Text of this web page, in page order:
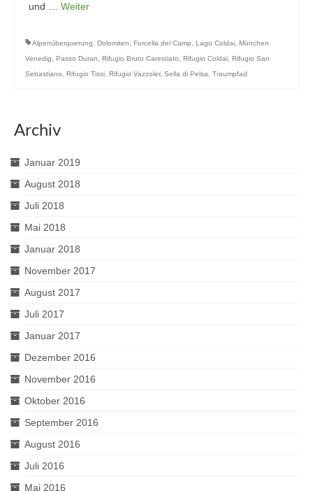
und … Weiter
Alpenüberquerung, Dolomiten, Forcella del Camp, Lago Coldai, München
Venedig, Passo Duran, Rifugio Bruto Carestiato, Rifugio Coldai, Rifugio San
Sebastiano, Rifugio Tissi, Rifugio Vazzoler, Sella di Pelsa, Traumpfad
Archiv
Januar 2019
August 2018
Juli 2018
Mai 2018
Januar 2018
November 2017
August 2017
Juli 2017
Januar 2017
Dezember 2016
November 2016
Oktober 2016
September 2016
August 2016
Juli 2016
Mai 2016